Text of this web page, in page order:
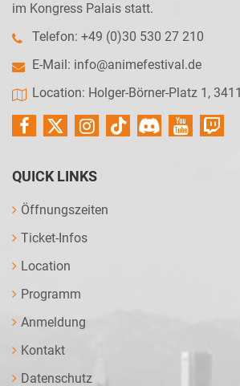
im Kongress Palais statt.
Telefon: +49 (0)30 530 27 210
E-Mail: info@animefestival.de
Location: Holger-Börner-Platz 1,
QUICK LINKS
Öffnungszeiten
Ticket-Infos
Location
Programm
Anmeldung
Kontakt
Datenschutz